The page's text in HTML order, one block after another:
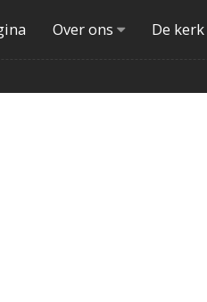
Over ons De kerk